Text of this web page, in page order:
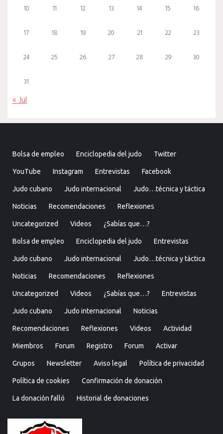
10 11 12 13 14 15 16
17 18 19 20 21 22 23
24 25 26 27 28 29 30
31
« Jul
Bolsa de empleo Enciclopedia del judo Twitter
YouTube Instagram Entrevistas Facebook
Judo cubano Judo internacional Judo…técnica y táctica
Noticias Recomendaciones Reflexiones
Uncategorized Videos ¿Sabías que…?
Bolsa de empleo Enciclopedia del judo Entrevistas
Judo cubano Judo internacional Judo…técnica y táctica
Noticias Recomendaciones Reflexiones
Uncategorized Videos ¿Sabías que…? Entrevistas
Judo cubano Judo internacional Noticias
Recomendaciones Reflexiones Videos Actividad
Miembros Forum Registro Forum Activar
Grupos Newsletter Aviso legal Política de privacidad
Política de cookies Confirmación de donación
La donación falló Historial de donaciones